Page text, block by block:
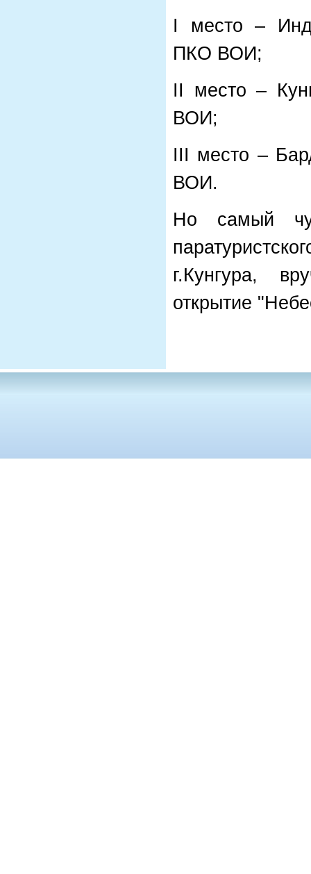
I место –
ПКО ВОИ;
II место –
ВОИ;
III место –
ВОИ.
Но самый
г.Кунгура,
открытие